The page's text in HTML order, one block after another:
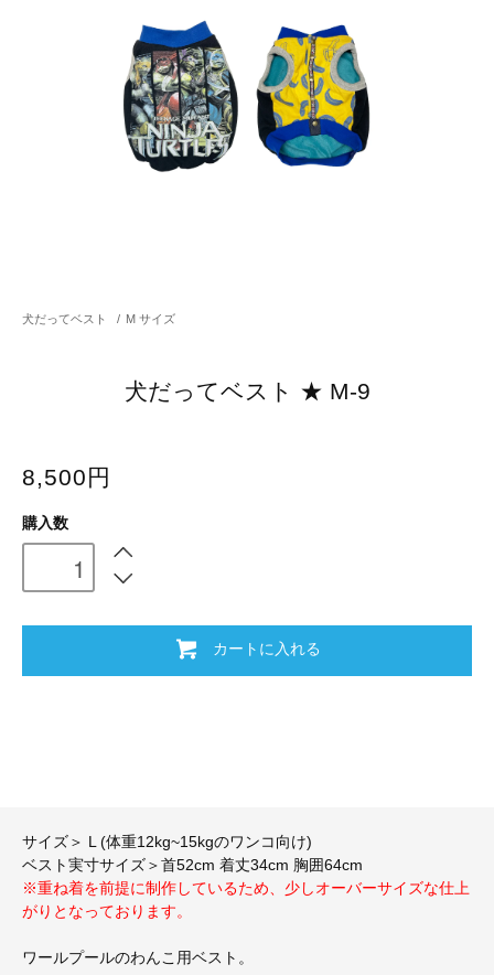
犬だってベスト / M サイズ
犬だってベスト ★ M-9
8,500円
購入数
カートに入れる
サイズ＞ L (体重12kg~15kgのワンコ向け)
ベスト実寸サイズ＞首52cm 着丈34cm 胸囲64cm
※重ね着を前提に制作しているため、少しオーバーサイズな仕上
がりとなっております。
ワールプールのわんこ用ベスト。